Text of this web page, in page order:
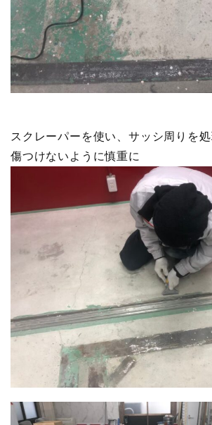
スクレーパーを使い、サッシ周りを
傷つけないように慎重に